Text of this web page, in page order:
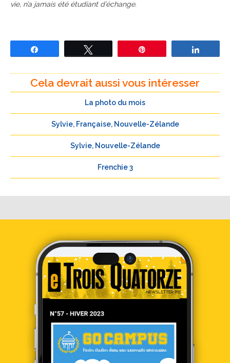
vie, n’a jamais été étudiant d’échange.
Cela devrait aussi vous intéresser
La photo du mois
Sylvie, Française, Nouvelle-Zélande
Sylvie, Nouvelle-Zélande
Frenchie 3